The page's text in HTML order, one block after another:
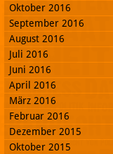
Oktober 2016
September 2016
August 2016
Juli 2016
Juni 2016
April 2016
März 2016
Februar 2016
Dezember 2015
Oktober 2015